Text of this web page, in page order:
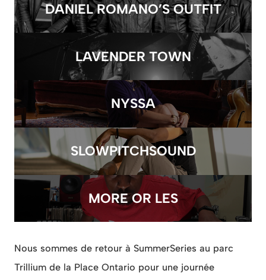
DANIEL ROMANO’S OUTFIT
LAVENDER TOWN
NYSSA
SLOWPITCHSOUND
MORE OR LES
Nous sommes de retour à SummerSeries au parc
Trillium de la Place Ontario pour une journée